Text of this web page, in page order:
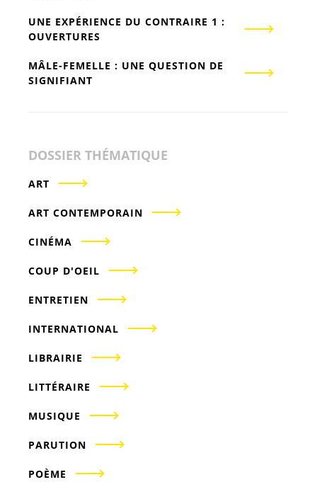
UNE EXPÉRIENCE DU CONTRAIRE 1 :
OUVERTURES
MÂLE-FEMELLE : UNE QUESTION DE
SIGNIFIANT
DOSSIER THÉMATIQUE
ART
ART CONTEMPORAIN
CINÉMA
COUP D'OEIL
ENTRETIEN
INTERNATIONAL
LIBRAIRIE
LITTÉRAIRE
MUSIQUE
PARUTION
POÈME